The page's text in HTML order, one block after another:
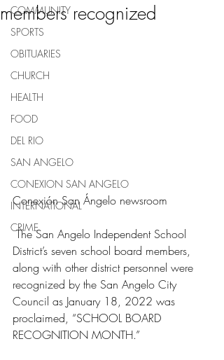
COMMUNITY
SPORTS
OBITUARIES
CHURCH
HEALTH
FOOD
DEL RIO
SAN ANGELO
CONEXION SAN ANGELO
INTERNATIONAL
CRIME
members recognized
Conexión San Ángelo newsroom
The San Angelo Independent School
District’s seven school board members,
along with other district personnel were
recognized by the San Angelo City
Council as January 18, 2022 was
proclaimed, “SCHOOL BOARD
RECOGNITION MONTH.”